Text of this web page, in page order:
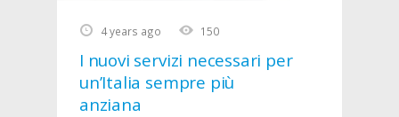
4 years ago 150
I nuovi servizi necessari per
un’Italia sempre più
anziana